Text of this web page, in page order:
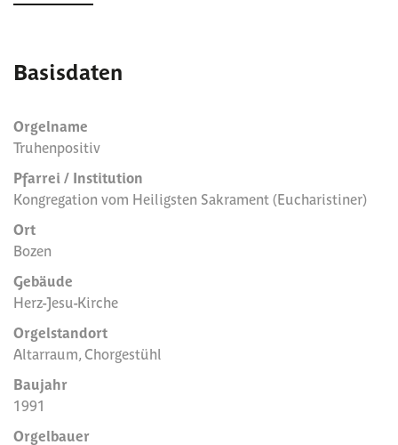
Basisdaten
Orgelname
Truhenpositiv
Pfarrei / Institution
Kongregation vom Heiligsten Sakrament (Eucharistiner)
Ort
Bozen
Gebäude
Herz-Jesu-Kirche
Orgelstandort
Altarraum, Chorgestühl
Baujahr
1991
Orgelbauer